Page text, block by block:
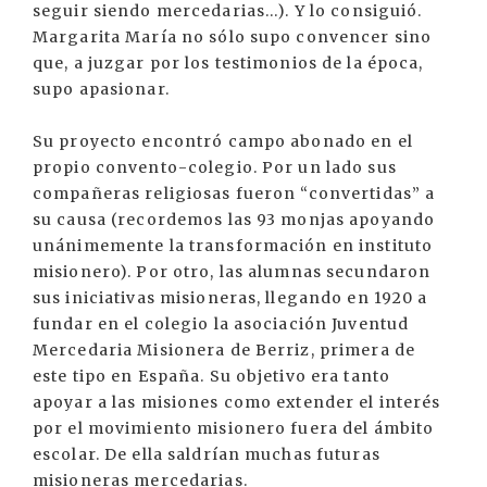
seguir siendo mercedarias...). Y lo consiguió.
Margarita María no sólo supo convencer sino
que, a juzgar por los testimonios de la época,
supo apasionar.
Su proyecto encontró campo abonado en el
propio convento-colegio. Por un lado sus
compañeras religiosas fueron “convertidas” a
su causa (recordemos las 93 monjas apoyando
unánimemente la transformación en instituto
misionero). Por otro, las alumnas secundaron
sus iniciativas misioneras, llegando en 1920 a
fundar en el colegio la asociación Juventud
Mercedaria Misionera de Berriz, primera de
este tipo en España. Su objetivo era tanto
apoyar a las misiones como extender el interés
por el movimiento misionero fuera del ámbito
escolar. De ella saldrían muchas futuras
misioneras mercedarias.